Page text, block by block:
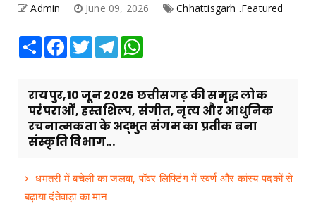
Admin June 09, 2026 Chhattisgarh .Featured
Share Facebook
TwitterTelegram
रायपुर,10 जून 2026 छत्तीसगढ़ की समृद्ध लोक
परंपराओं, हस्तशिल्प, संगीत, नृत्य और आधुनिक
रचनात्मकता के अद्भुत संगम का प्रतीक बना
संस्कृति विभाग...
धमतरी में बचेली का जलवा, पॉवर लिफ्टिंग में स्वर्ण और कांस्य पदकों से
बढ़ाया दंतेवाड़ा का मान